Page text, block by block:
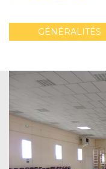
GÉNÉRALITÉS